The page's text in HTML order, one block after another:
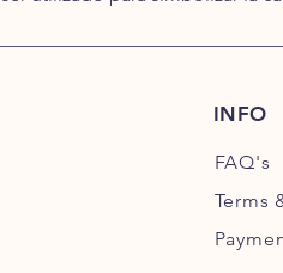
INFO
FAQ's
Terms